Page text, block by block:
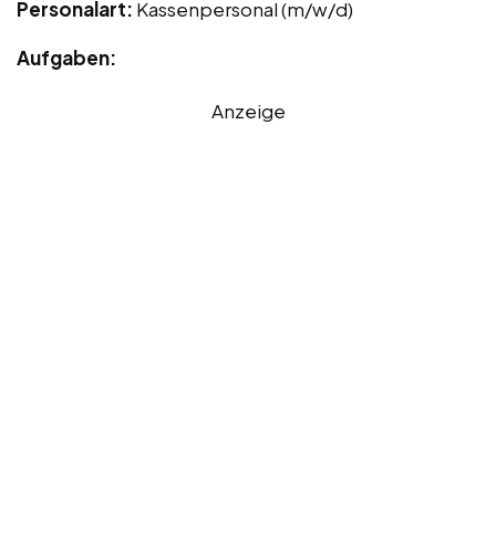
Personalart: Kassenpersonal (m/w/d)
Aufgaben:
Anzeige